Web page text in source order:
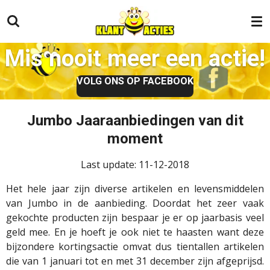
direct
naar
de
hoofdinhoud
Mis nooit meer een actie!
VOLG ONS OP FACEBOOK
Jumbo Jaaraanbiedingen van dit
moment
Last update: 11-12-2018
Het hele jaar zijn diverse artikelen en levensmiddelen
van Jumbo in de aanbieding. Doordat het zeer vaak
gekochte producten zijn bespaar je er op jaarbasis veel
geld mee. En je hoeft je ook niet te haasten want deze
bijzondere kortingsactie omvat dus tientallen artikelen
die van 1 januari tot en met 31 december zijn afgeprijsd.